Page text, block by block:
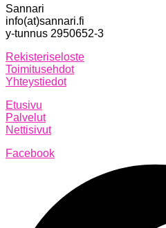
Sannari
info(at)sannari.fi
y-tunnus 2950652-3
Rekisteriseloste
Toimitusehdot
Yhteystiedot
Etusivu
Palvelut
Nettisivut
Facebook